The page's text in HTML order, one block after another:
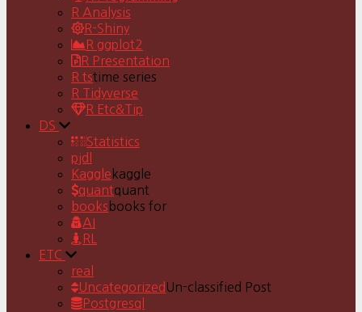
R Analysis
R-Shiny
R ggplot2
R Presentation
R tstime series
R Tidyverse
R Etc&Tip
DS
Statistics
pjdl
Kaggle kaggle
quantquant
books books for
AI
RL
ETC
real
Uncategorized Un-classified Post
Postgresql